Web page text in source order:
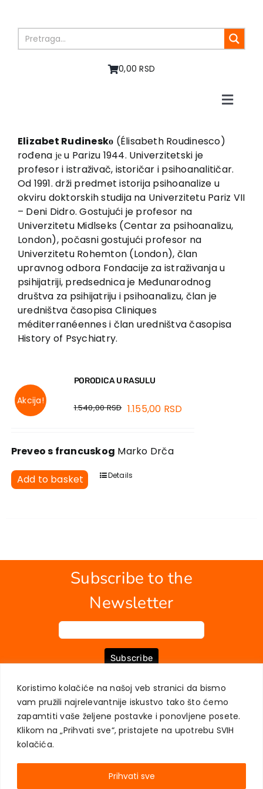
Koristimo kolačiće na našoj veb stranici da bismo
vam pružili najrelevantnije iskustvo tako što ćemo
zapamtiti vaše željene postavke i ponovljene posete.
Klikom na „Prihvati sve“, pristajete na upotrebu SVIH
kolačića.
Prihvati sve
content
0,00 RSD
Toggle
About us
Books
In preparation
Sale
Authors
News
EU PROJECTS
Contact
Elizabet Rudineskо (Élisabeth Roudinesco)
rođena је u Parizu 1944. Univerzitetski je
profesor i istraživač, istoričar i psihoanalitičar.
Od 1991. drži predmet istorija psihoanalize u
okviru doktorskih studija na Univerzitetu Pariz VII
– Deni Didro. Gostujući je profesor na
Univerzitetu Midlseks (Centar za psihoanalizu,
London), počasni gostujući profesor na
Univerzitetu Rohemton (London), član
upravnog odbora Fondacije za istraživanja u
psihijatriji, predsednica je Međunarodnog
društva za psihijatriju i psihoanalizu, član je
uredništva časopisa Cliniques
méditerranéennes i član uredništva časopisa
History of Psychiatry.
Akcija!
PORODICA U RASULU
1.540,00RSD 1.155,00 RSD
Preveo s francuskog Marko Drča
Add to basket Details
Subscribe to the
Newsletter
Subscribe
ABOUT US BOOKS MY ACCOUNT CONTACT
TERMS OF PURCHASE
USER PRIVACY PROTECTION